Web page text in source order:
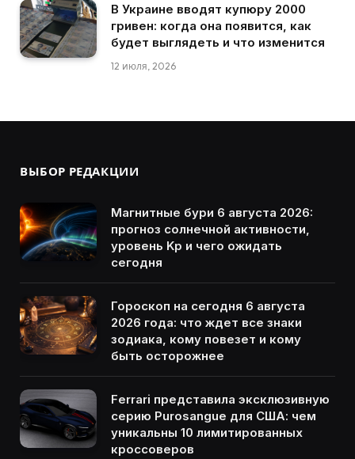
В Украине вводят купюру 2000
гривен: когда она появится, как
будет выглядеть и что изменится
12 июля, 2026
ВЫБОР РЕДАКЦИИ
Магнитные бури 6 августа 2026:
прогноз солнечной активности,
уровень Kp и чего ожидать
сегодня
Гороскоп на сегодня 6 августа
2026 года: что ждет все знаки
зодиака, кому повезет и кому
быть осторожнее
Ferrari представила эксклюзивную
серию Purosangue для США: чем
уникальны 10 лимитированных
кроссоверов